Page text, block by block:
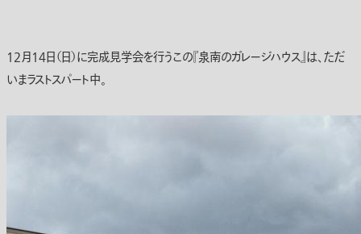
12月14日（日）に完成見学会を行うこの『泉南のガレージハウス』は、ただ
いまラストスパート中。